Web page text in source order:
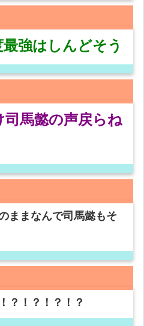
強はしんどそう
司馬懿の声戻らね
ままなんで司馬懿もそ
？！？！？！？